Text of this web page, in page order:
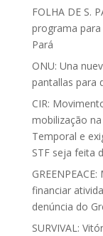
FOLHA DE S.
programa
Pará
ONU: Una
pantallas para
CIR:
mobilização
Temporal e
STF seja feita
financiar
denúncia do
SURVIVAL: